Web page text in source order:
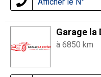
Garage la
à 6850 km